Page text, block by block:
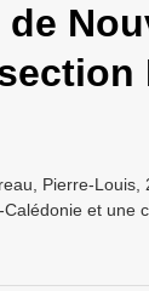
Pierre-
et une